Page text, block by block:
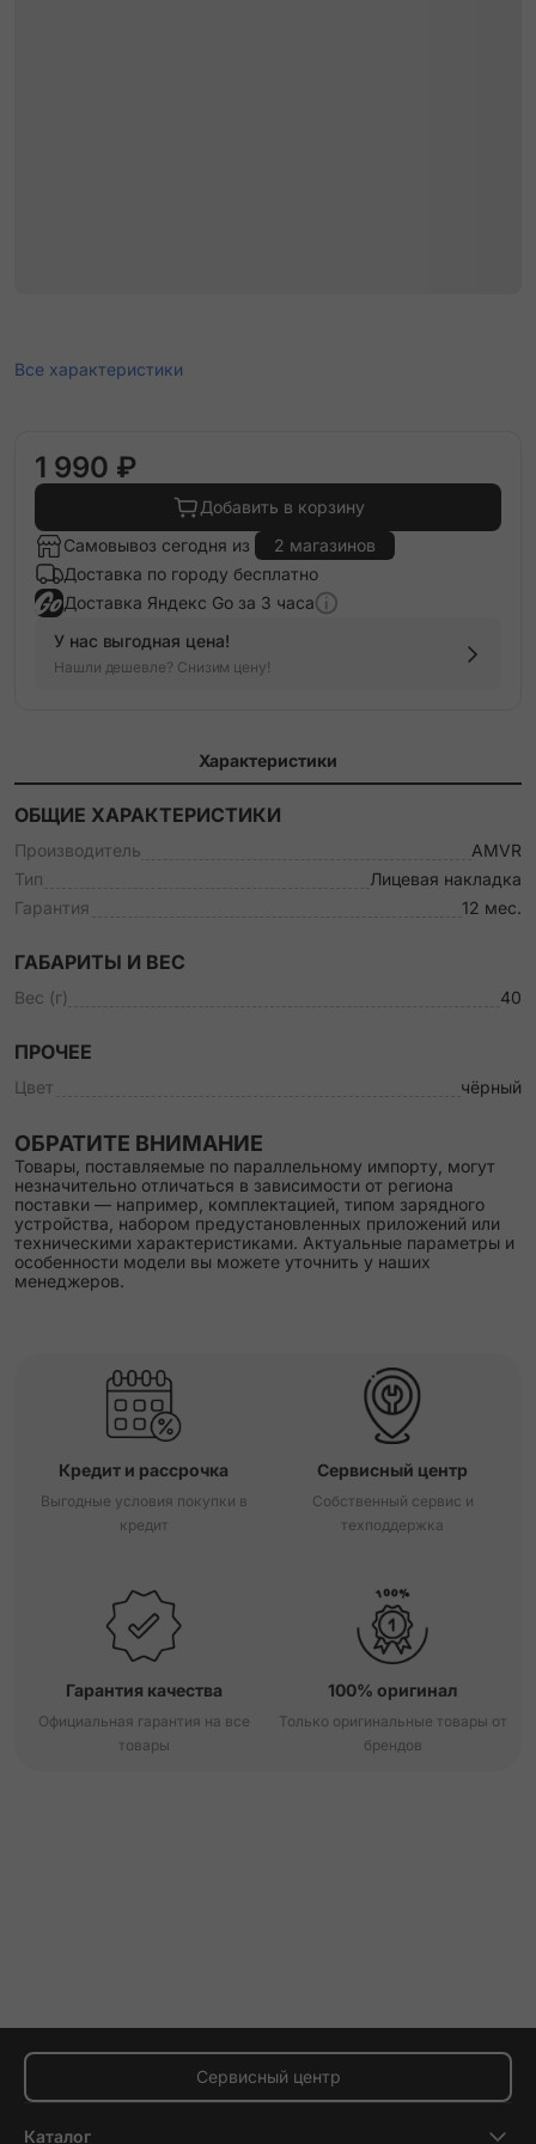
Все характеристики
1 990 ₽
Добавить в корзину
Самовывоз сегодня из
2 магазинов
Доставка по городу бесплатно
Доставка Яндекс Go за 3 часа
У нас выгодная цена!
Нашли дешевле? Снизим цену!
Характеристики
ОБЩИЕ ХАРАКТЕРИСТИКИ
Производитель
AMVR
Тип
Лицевая накладка
Гарантия
12 мес.
ГАБАРИТЫ И ВЕС
Вес (г) 40
ПРОЧЕЕ
Цвет чёрный
ОБРАТИТЕ ВНИМАНИЕ
Товары, поставляемые по параллельному импорту, могут
незначительно отличаться в зависимости от региона
поставки — например, комплектацией, типом зарядного
устройства, набором предустановленных приложений или
техническими характеристиками. Актуальные параметры и
особенности модели вы можете уточнить у наших
менеджеров.
Кредит и рассрочка
Выгодные условия покупки в
кредит
Сервисный центр
Собственный сервис и
техподдержка
Гарантия качества
Официальная гарантия на все
товары
100% оригинал
Только оригинальные товары от
брендов
Сервисный центр
Каталог